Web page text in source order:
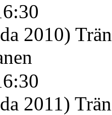
2010)
2011)